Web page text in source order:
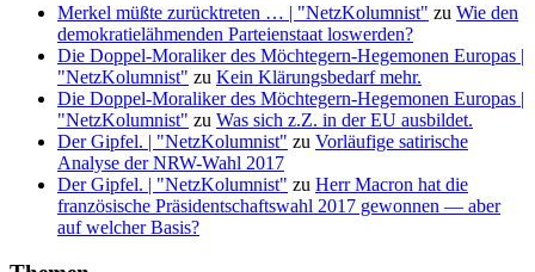
Merkel müßte zurücktreten … | "NetzKolumnist" zu Wie den
demokratielähmenden Parteienstaat loswerden?
Die Doppel-Moraliker des Möchtegern-Hegemonen Europas |
"NetzKolumnist" zu Kein Klärungsbedarf mehr.
Die Doppel-Moraliker des Möchtegern-Hegemonen Europas |
"NetzKolumnist" zu Was sich z.Z. in der EU ausbildet.
Der Gipfel. | "NetzKolumnist" zu Vorläufige satirische
Analyse der NRW-Wahl 2017
Der Gipfel. | "NetzKolumnist" zu Herr Macron hat die
französische Präsidentschaftswahl 2017 gewonnen — aber
auf welcher Basis?